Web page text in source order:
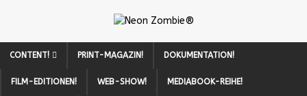
CONTENT! PRINT-MAGAZIN! DOKUMENTATION!
FILM-EDITIONEN! WEB-SHOW! MEDIABOOK-REIHE!